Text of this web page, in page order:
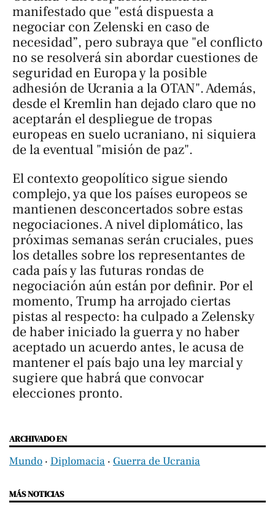
manifestado que "está dispuesta a
negociar con Zelenski en caso de
necesidad”, pero subraya que "el conflicto
no se resolverá sin abordar cuestiones de
seguridad en Europa y la posible
adhesión de Ucrania a la OTAN". Además,
desde el Kremlin han dejado claro que no
aceptarán el despliegue de tropas
europeas en suelo ucraniano, ni siquiera
de la eventual "misión de paz".
El contexto geopolítico sigue siendo
complejo, ya que los países europeos se
mantienen desconcertados sobre estas
negociaciones. A nivel diplomático, las
próximas semanas serán cruciales, pues
los detalles sobre los representantes de
cada país y las futuras rondas de
negociación aún están por definir. Por el
momento, Trump ha arrojado ciertas
pistas al respecto: ha culpado a Zelensky
de haber iniciado la guerra y no haber
aceptado un acuerdo antes, le acusa de
mantener el país bajo una ley marcial y
sugiere que habrá que convocar
elecciones pronto.
ARCHIVADO EN
Mundo ‧ Diplomacia ‧ Guerra de Ucrania
MÁS NOTICIAS